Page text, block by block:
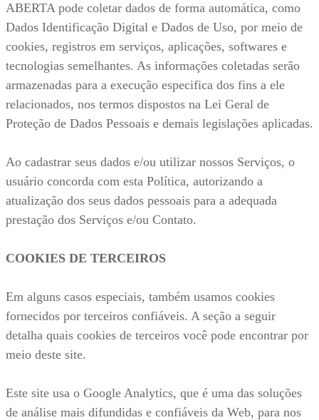
ABERTA pode coletar dados de forma automática, como
Dados Identificação Digital e Dados de Uso, por meio de
cookies, registros em serviços, aplicações, softwares e
tecnologias semelhantes. As informações coletadas serão
armazenadas para a execução especifica dos fins a ele
relacionados, nos termos dispostos na Lei Geral de
Proteção de Dados Pessoais e demais legislações aplicadas.
Ao cadastrar seus dados e/ou utilizar nossos Serviços, o
usuário concorda com esta Política, autorizando a
atualização dos seus dados pessoais para a adequada
prestação dos Serviços e/ou Contato.
COOKIES DE TERCEIROS
Em alguns casos especiais, também usamos cookies
fornecidos por terceiros confiáveis. A seção a seguir
detalha quais cookies de terceiros você pode encontrar por
meio deste site.
Este site usa o Google Analytics, que é uma das soluções
de análise mais difundidas e confiáveis da Web, para nos